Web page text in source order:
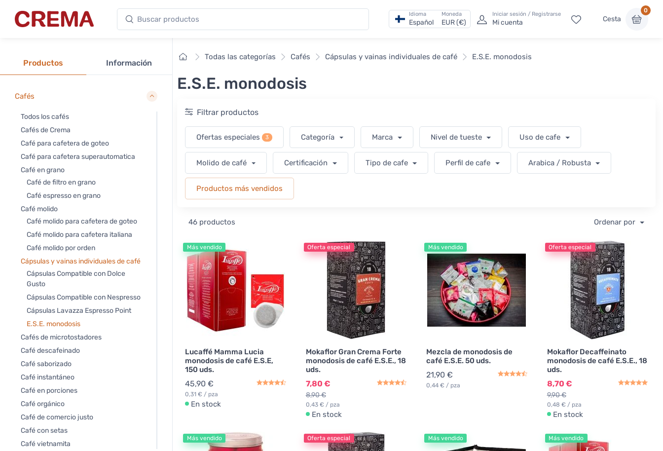
Crema Buscar productos Idioma
Español
Moneda
EUR (€)
Iniciar sesión / Registrarse
Mi cuenta Cesta
0
Productos Información
Cafés
Todos los cafés
Cafés de Crema
Café para cafetera de goteo
Café para cafetera superautomatica
Café en grano
Café de filtro en grano
Café espresso en grano
Café molido
Café molido para cafetera de goteo
Café molido para cafetera italiana
Café molido por orden
Cápsulas y vainas individuales de café
Cápsulas Compatible con Dolce
Gusto
Cápsulas Compatible con Nespresso
Cápsulas Lavazza Espresso Point
E.S.E. monodosis
Cafés de microtostadores
Café descafeinado
Café saborizado
Café instantáneo
Café en porciones
Café orgánico
Café de comercio justo
Café con setas
Café vietnamita
InicioTodas las categorías Cafés Cápsulas y vainas individuales de café E.S.E. monodosis
E.S.E. monodosis
Filtrar productos
Ofertas especiales 3 Categoría Marca Nivel de tueste Uso de cafe
Molido de café Certificación Tipo de cafe Perfil de cafe Arabica / Robusta
Productos más vendidos
46 productos Ordenar por
Más vendido
Lucaffé Mamma Lucia
monodosis de café E.S.E,
150 uds.
45,90 €
0,31 € / pza
En stock
Oferta especial
Mokaflor Gran Crema Forte
monodosis de café E.S.E., 18
uds.
7,80 €
8,90 €
0,43 € / pza
En stock
Más vendido
Mezcla de monodosis de
café E.S.E. 50 uds.
21,90 €
0,44 € / pza
Oferta especial
Mokaflor Decaffeinato
monodosis de café E.S.E., 18
uds.
8,70 €
9,90 €
0,48 € / pza
En stock
Más vendido Oferta especial Más vendido Más vendido